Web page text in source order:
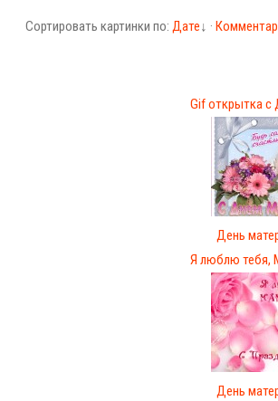
Сортировать картинки по: Дате↓ ·
Gif открытка с
День
Я люблю тебя,
День